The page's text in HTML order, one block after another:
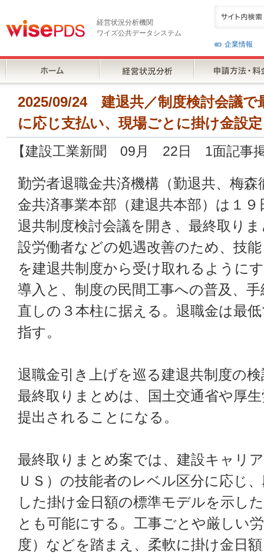
経営状況分析機関
ワイズ公共データシステム
企業情報
2025/09/24 建退共／制度検討会議で
に応じ支払い、現場ごとに掛け金設
【建設工業新聞 09月 22日 1面記事
勤労者退職金共済機構（勤退共、梅
金共済事業本部（建退共本部）は１
退共制度検討会議を開き、最終取り
設労働者などの処遇改善のため、技
を建退共制度から受け取れるように
導入と、制度の民間工事への普及、
直しの３本柱に据える。退職金は最
指す。
退職金引き上げを巡る建退共制度の
最終取りまとめは、国土交通省や厚
提出されることになる。
最終取りまとめ案では、建設キャリ
ＵＳ）の技能者のレベル区分に応じ
した掛け金日額の標準モデルを示し
とも可能にする。工事ごとや厳しい
度）などを踏まえ、柔軟に掛け金日